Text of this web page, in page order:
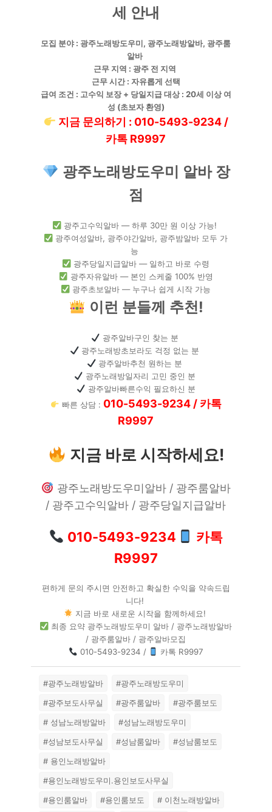
세 안내
모집 분야: 광주노래방도우미, 광주노래방알바, 광주룸
알바
근무 지역 : 광주 전 지역
근무 시간: 자유롭게 선택
급여 조건 : 고수익 보장 + 당일지급대상: 20세 이상 여
성 (초보자 환영)
지금 문의하기 : 010-5493-9234 /
카톡 R9997
광주노래방도우미 알바 장
점
광주고수익알바 — 하루 30만 원 이상 가능!
광주여성알바, 광주야간알바, 광주밤알바 모두 가
능
광주당일지급알바 — 일하고 바로 수령
광주자유알바 — 본인 스케줄 100% 반영
광주초보알바 — 누구나 쉽게 시작 가능
이런 분들께 추천!
광주알바구인 찾는 분
광주노래방초보라도 걱정 없는 분
광주알바추천 원하는 분
광주노래방일자리 고민 중인 분
광주알바빠른수익 필요하신 분
빠른 상담 : 010-5493-9234 / 카톡
R9997
지금 바로 시작하세요!
광주노래방도우미알바 / 광주룸알바
/ 광주고수익알바 / 광주당일지급알바
010-5493-9234
카톡
R9997
편하게 문의 주시면 안전하고 확실한 수익을 약속드립
니다!
지금 바로 새로운 시작을 함께하세요!
최종 요약 광주노래방도우미 알바 / 광주노래방알바
/ 광주룸알바 / 광주알바모집
010-5493-9234 /
카톡 R9997
#광주노래방알바
#광주노래방도우미
#광주보도사무실
#광주룸알바
#광주룸보도
# 성남노래방알바
#성남노래방도우미
#성남보도사무실
#성남룸알바
#성남룸보도
# 용인노래방알바
#용인노래방도우미.용인보도사무실
#용인룸알바
#용인룸보도 # 이천노래방알바